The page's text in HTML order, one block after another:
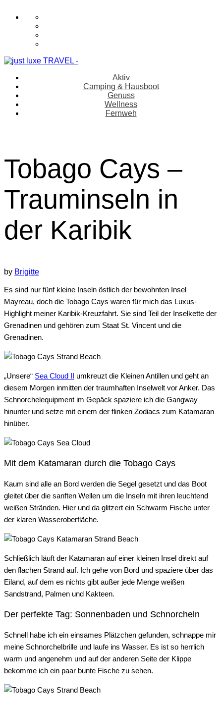
Aktiv
Camping & Hausboot
Genuss
Wellness
Fernweh
Tobago Cays –
Trauminseln in
der Karibik
by Brigitte
Es sind nur fünf kleine Inseln östlich der bewohnten Insel
Mayreau, doch die Tobago Cays waren für mich das Luxus-
Highlight meiner Karibik-Kreuzfahrt. Sie sind Teil der Inselkette der
Grenadinen und gehören zum Staat St. Vincent und die
Grenadinen.
„Unsere“ Sea Cloud II umkreuzt die Kleinen Antillen und geht an
diesem Morgen inmitten der traumhaften Inselwelt vor Anker. Das
Schnorchelequipment im Gepäck spaziere ich die Gangway
hinunter und setze mit einem der flinken Zodiacs zum Katamaran
hinüber.
Mit dem Katamaran durch die Tobago Cays
Kaum sind alle an Bord werden die Segel gesetzt und das Boot
gleitet über die sanften Wellen um die Inseln mit ihren leuchtend
weißen Stränden. Hier und da glitzert ein Schwarm Fische unter
der klaren Wasseroberfläche.
Schließlich läuft der Katamaran auf einer kleinen Insel direkt auf
den flachen Strand auf. Ich gehe von Bord und spaziere über das
Eiland, auf dem es nichts gibt außer jede Menge weißen
Sandstrand, Palmen und Kakteen.
Der perfekte Tag: Sonnenbaden und Schnorcheln
Schnell habe ich ein einsames Plätzchen gefunden, schnappe mir
meine Schnorchelbrille und laufe ins Wasser. Es ist so herrlich
warm und angenehm und auf der anderen Seite der Klippe
bekomme ich ein paar bunte Fische zu sehen.